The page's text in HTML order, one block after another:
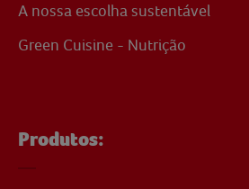
A nossa escolha sustentável
Green Cuisine - Nutrição
Produtos: